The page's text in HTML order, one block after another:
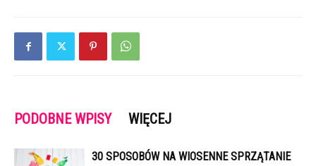
PODOBNE WPISY WIĘCEJ
30 SPOSOBÓW NA WIOSENNE SPRZĄTANIE